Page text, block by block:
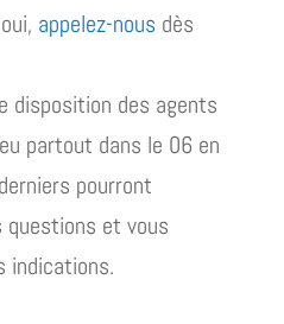
appelez-nous dès
disposition des agents
partout dans le 06 en
pourront
questions et vous
indications.